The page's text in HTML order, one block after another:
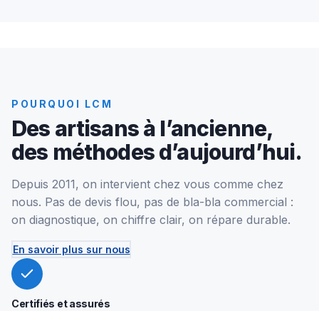
POURQUOI LCM
Des artisans à l’ancienne,
des méthodes d’aujourd’hui.
Depuis 2011, on intervient chez vous comme chez
nous. Pas de devis flou, pas de bla-bla commercial :
on diagnostique, on chiffre clair, on répare durable.
En savoir plus sur nous
Certifiés et assurés